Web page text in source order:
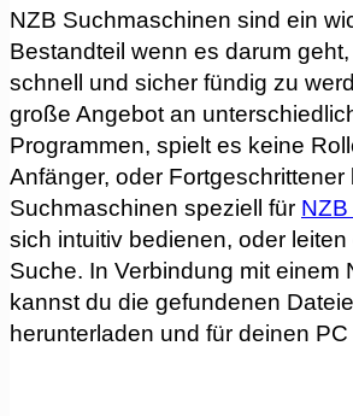
NZB Suchmaschinen sind ein wichtiger
Bestandteil wenn es darum geht,
schnell und sicher fündig zu
große Angebot an
Programmen, spielt es keine
Anfänger, oder Fortgeschrittener
Suchmaschinen speziell für
sich intuitiv bedienen, oder
Suche. In Verbindung mit einem
kannst du die gefundenen
herunterladen und für deinen